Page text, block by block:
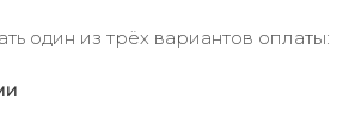
один из трёх вариантов оплаты: